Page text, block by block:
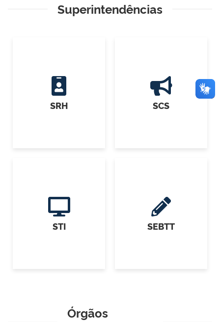
Superintendências
SRH SCS
STI SEBTT
Órgãos